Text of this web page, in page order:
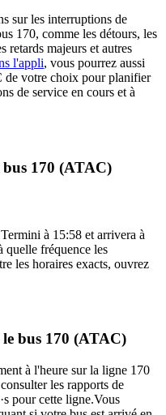
sur les interruptions de
170, comme les détours, les
retards majeurs et autres
l'appli, vous pourrez aussi
de votre choix pour planifier
de service en cours et à
bus 170 (ATAC)
à 15:58 et arrivera à
fréquence les
les horaires exacts, ouvrez
bus 170 (ATAC)
à l'heure sur la ligne 170
les rapports de
pour cette ligne.Vous